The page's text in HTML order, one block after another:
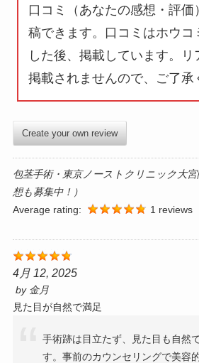
口コミ（あなたの感想・評価
稿できます。口コミはホウコ
した後、掲載しています。
リ
掲載されませんので、ご了承
Create your own review
包茎手術・東京ノーストクリニック大
想も募集中！）
Average rating:
1 reviews
4月 12, 2025
by 金月
見た目が自然で満足
手術跡は目立たず、見た目も自然
す。​事前のカウンセリングで美容